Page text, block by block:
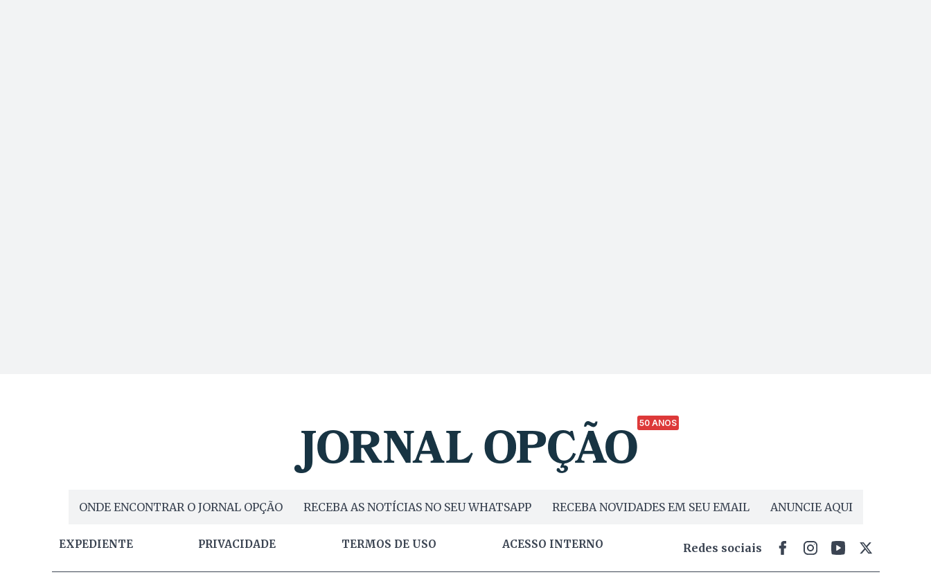
50 ANOS
ONDE ENCONTRAR O JORNAL OPÇÃO RECEBA AS NOTÍCIAS NO SEU WHATSAPP RECEBA NOVIDADES EM SEU EMAIL ANUNCIE AQUI
EXPEDIENTE PRIVACIDADE TERMOS DE USO ACESSO INTERNO Redes sociais